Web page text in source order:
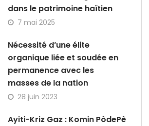
dans le patrimoine haïtien
7 mai 2025
Nécessité d’une élite
organique liée et soudée en
permanence avec les
masses de la nation
28 juin 2023
Ayiti-Kriz Gaz : Komin PòdePè